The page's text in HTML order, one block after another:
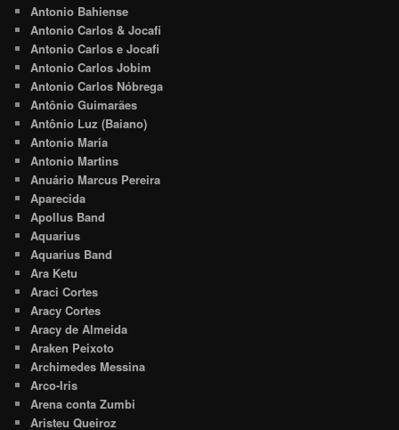
Antonio Bahiense
Antonio Carlos & Jocafi
Antonio Carlos e Jocafi
Antonio Carlos Jobim
Antonio Carlos Nóbrega
Antônio Guimarães
Antônio Luz (Baiano)
Antonio Maria
Antonio Martins
Anuário Marcus Pereira
Aparecida
Apollus Band
Aquarius
Aquarius Band
Ara Ketu
Araci Cortes
Aracy Cortes
Aracy de Almeida
Araken Peixoto
Archimedes Messina
Arco-Iris
Arena conta Zumbi
Aristeu Queiroz